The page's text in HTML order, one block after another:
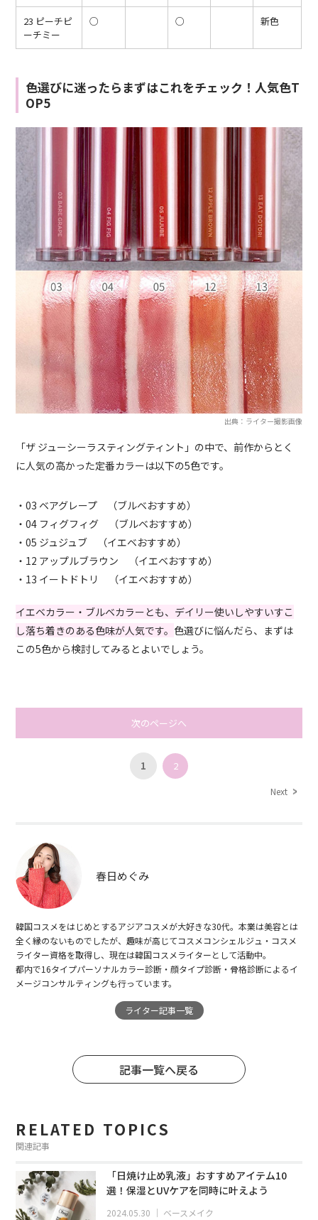
23 ピーチピ
ーチミー
○ ○ 新色
色選びに迷ったらまずはこれをチェック！人気色T
OP5
出典：ライター撮影画像
「ザ ジューシーラスティングティント」の中で、前作からとく
に人気の高かった定番カラーは以下の5色です。
・03 ベアグレープ （ブルベおすすめ）
・04 フィグフィグ （ブルベおすすめ）
・05 ジュジュブ （イエベおすすめ）
・12 アップルブラウン （イエベおすすめ）
・13 イートドトリ （イエベおすすめ）
イエベカラー・ブルベカラーとも、デイリー使いしやすいすこ
し落ち着きのある色味が人気です。 色選びに悩んだら、まずは
この5色から検討してみるとよいでしょう。
次のページへ
1 2
Next
春日めぐみ
韓国コスメをはじめとするアジアコスメが大好きな30代。本業は美容とは
全く縁のないものでしたが、趣味が高じてコスメコンシェルジュ・コスメ
ライター資格を取得し、現在は韓国コスメライターとして活動中。
都内で16タイプパーソナルカラー診断・顔タイプ診断・骨格診断によるイ
メージコンサルティングも行っています。
ライター記事一覧
記事一覧へ戻る
RELATED TOPICS
関連記事
「日焼け止め乳液」おすすめアイテム10
選！保湿とUVケアを同時に叶えよう
2024.05.30 ｜ ベースメイク